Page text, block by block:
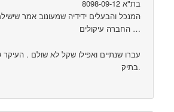
בת"א 8098-09-12
המנכל והבעלים ידידיה שמעונוב אמר
החברה עיקולים …
עברו שנתיים ואפילו שקל לא שולם .
בתיק.